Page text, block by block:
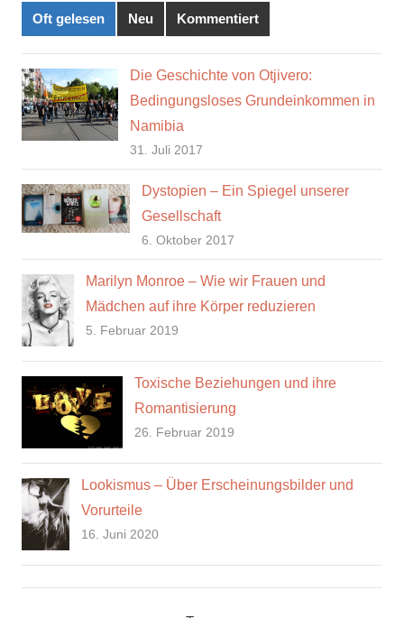
Oft gelesen Neu Kommentiert
Die Geschichte von Otjivero:
Bedingungsloses Grundeinkommen in
Namibia
31. Juli 2017
Dystopien – Ein Spiegel unserer
Gesellschaft
6. Oktober 2017
Marilyn Monroe – Wie wir Frauen und
Mädchen auf ihre Körper reduzieren
5. Februar 2019
Toxische Beziehungen und ihre
Romantisierung
26. Februar 2019
Lookismus – Über Erscheinungsbilder und
Vorurteile
16. Juni 2020